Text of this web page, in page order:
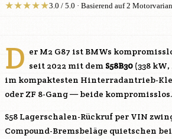
★★★★★3.0 / 5.0 · Basierend auf 2
D er M2 G87 ist BMWs
seit 2022 mit dem S58B30 (338 kW,
im kompaktesten Hinterradantrieb-
oder ZF 8-Gang — beide kompromisslos.
S58 Lagerschalen-Rückruf per VIN
Compound-Bremsbeläge quietschen